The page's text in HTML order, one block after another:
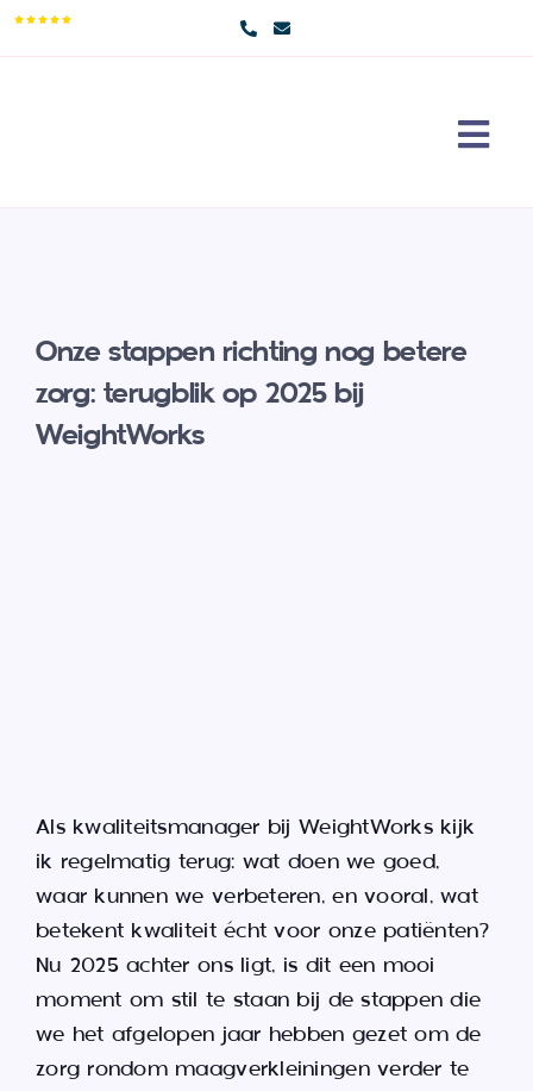
Skip
to
Onze stappen richting nog betere
zorg: terugblik op 2025 bij
WeightWorks
Als kwaliteitsmanager bij WeightWorks kijk
ik regelmatig terug: wat doen we goed,
waar kunnen we verbeteren, en vooral, wat
betekent kwaliteit écht voor onze patiënten?
Nu 2025 achter ons ligt, is dit een mooi
moment om stil te staan bij de stappen die
we het afgelopen jaar hebben gezet om de
zorg rondom maagverkleiningen verder te